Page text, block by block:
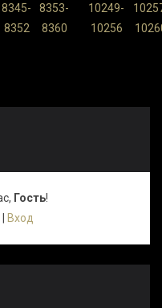
8345-
8352
8353-
8360
10249-
10256
, Гость!
Вход